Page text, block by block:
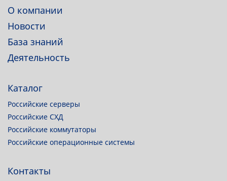
О компании
Новости
База знаний
Деятельность
Каталог
Российские серверы
Российские СХД
Российские коммутаторы
Российские операционные системы
Контакты